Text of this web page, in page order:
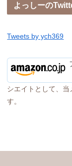
よっしーの
Tweets by ych369
シエイトとして、
す。